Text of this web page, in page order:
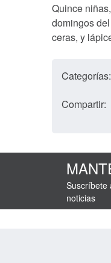
Quince
domingos
ceras, y
Categorías:
Compartir:
Suscríbete
noticias